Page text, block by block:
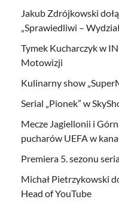
Jakub Zdrójkowski
„Sprawiedliwi –
Tymek Kucharczyk w
Motowizji
Kulinarny show
Serial „Pionek” w
Mecze Jagiellonii i
pucharów UEFA w
Premiera 5. sezonu
Michał Pietrzykowski
Head of YouTube